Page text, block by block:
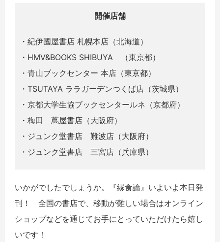
開催店舗
・紀伊國屋書店 札幌本店（北海道）
・HMV&BOOKS SHIBUYA （東京都）
・青山ブックセンター 本店（東京都）
・TSUTAYA ララガーデンつくば店（茨城県）
・京都大学生協ブックセンタールネ（京都府）
・梅田 蔦屋書店（大阪府）
・ジュンク堂書店 難波店（大阪府）
・ジュンク堂書店 三宮店（兵庫県）
いかがでしたでしょうか。『縁食論』いよいよ本日発
刊！ 全国の書店で、移動が難しい場合はオンライン
ショップなどを通じてお手にとっていただけたら嬉し
いです！